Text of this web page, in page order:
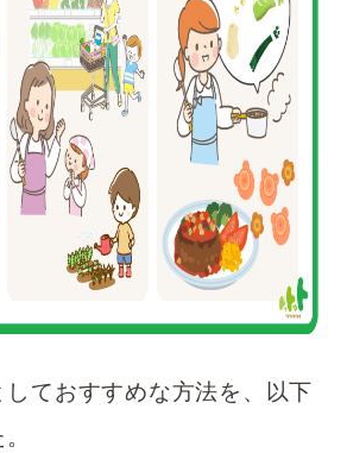
ておすすめな方法を、以下